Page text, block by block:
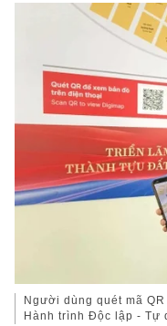
Người dùng quét mã
Hành trình Độc lập - Tự